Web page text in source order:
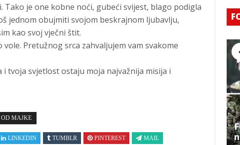
Tako je one kobne noći, gubeći svijest, blago podigla
jednom obujmiti svojom beskrajnom ljubavlju,
kao svoj vječni štit.
Pretužnog srca zahvaljujem vam svakome
i tvoja svjetlost ostaju moja najvažnija misija i
OD MAJKE
LINKEDIN TUMBLR PINTEREST MAIL